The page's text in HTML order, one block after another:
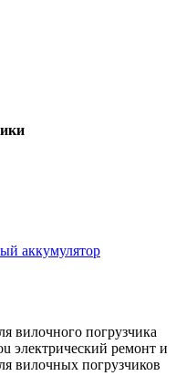
аккумулятор
вилочного погрузчика
электрический ремонт и
вилочных погрузчиков